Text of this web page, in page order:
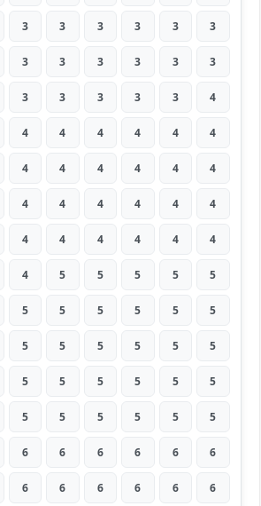
3 3 3 3 3 3
3 3 3 3 3 3
3 3 3 3 3 4
4 4 4 4 4 4
4 4 4 4 4 4
4 4 4 4 4 4
4 4 4 4 4 4
4 5 5 5 5 5
5 5 5 5 5 5
5 5 5 5 5 5
5 5 5 5 5 5
5 5 5 5 5 5
6 6 6 6 6 6
6 6 6 6 6 6